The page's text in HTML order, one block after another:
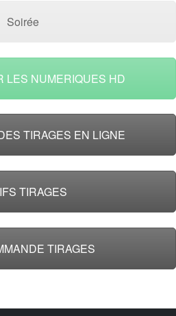
Soirée
LES NUMERIQUES HD
TIRAGES EN LIGNE
TIRAGES
TIRAGES